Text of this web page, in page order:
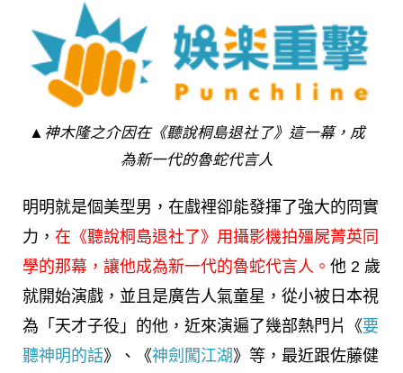
▲神木隆之介因在《聽說桐島退社了》這一幕，成
為新一代的魯蛇代言人
明明就是個美型男，在戲裡卻能發揮了強大的冏實
力， 在《聽說桐島退社了》用攝影機拍殭屍菁英同
學的那幕，讓他成為新一代的魯蛇代言人。 他 2 歲
就開始演戲，並且是廣告人氣童星，從小被日本視
為「天才子役」的他，近來演遍了幾部熱門片《要
聽神明的話》、《神劍闖江湖》等，最近跟佐藤健